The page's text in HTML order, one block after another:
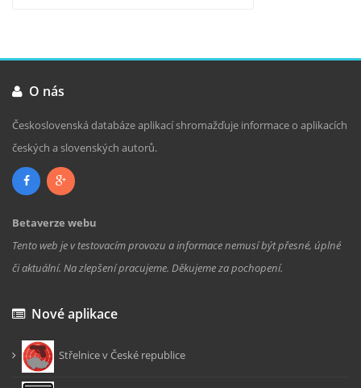
O nás
Československá databáze aplikací shromažďuje informace o aplikacích
českých a slovenských autorů.
Betaverze webu
Tento web je v testovacím provozu a informace nemusí být přesné, úplné
či aktuální. Na zlepšení pracujeme. Děkujeme za pochopení.
Nové aplikace
Střelnice v České republice